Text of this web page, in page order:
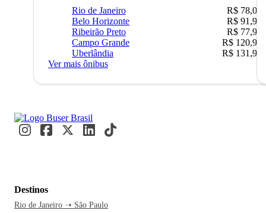
Rio de Janeiro
R$ 78,02
Belo Horizonte
R$ 91,90
Ribeirão Preto
R$ 77,90
Campo Grande
R$ 120,90
Uberlândia
R$ 131,90
Ver mais ônibus
Destinos
Rio de Janeiro ➝ São Paulo